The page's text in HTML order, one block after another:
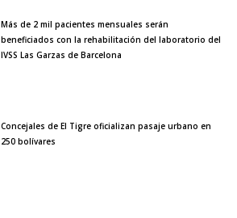
Más de 2 mil pacientes mensuales serán
beneficiados con la rehabilitación del laboratorio del
IVSS Las Garzas de Barcelona
Concejales de El Tigre oficializan pasaje urbano en
250 bolívares